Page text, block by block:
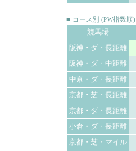
■ コース別 (PW指数順)
競馬場
阪神・ダ・長距離
阪神・ダ・中距離
中京・ダ・長距離
京都・芝・長距離
京都・ダ・長距離
小倉・ダ・長距離
京都・芝・マイル